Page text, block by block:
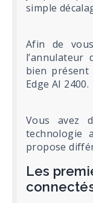
simple
Afin de
bien présent
Edge AI 2400.
Vous avez
technologie
propose
Les